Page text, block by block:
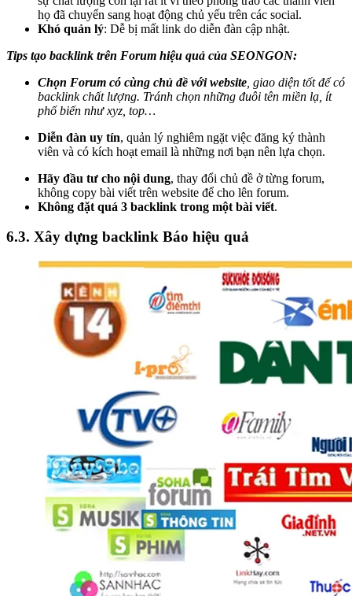
họ đã chuyển sang hoạt động chủ yếu trên các social.
Khó quản lý: Dễ bị mất link do diễn đàn cập nhật.
Tips tạo backlink trên Forum hiệu quả của SEONGON:
Chọn Forum có cùng chủ đề với website , giao diện tốt để có
backlink chất lượng. Tránh chọn những đuôi tên miền lạ, ít
phổ biến như xyz, top…
Diễn đàn uy tín, quản lý nghiêm ngặt việc đăng ký thành
viên và có kích hoạt email là những nơi bạn nên lựa chọn.
Hãy đầu tư cho nội dung, thay đổi chủ đề ở từng forum,
không copy bài viết trên website để cho lên forum.
Không đặt quá 3 backlink trong một bài viết.
6.3. Xây dựng backlink Báo hiệu quả